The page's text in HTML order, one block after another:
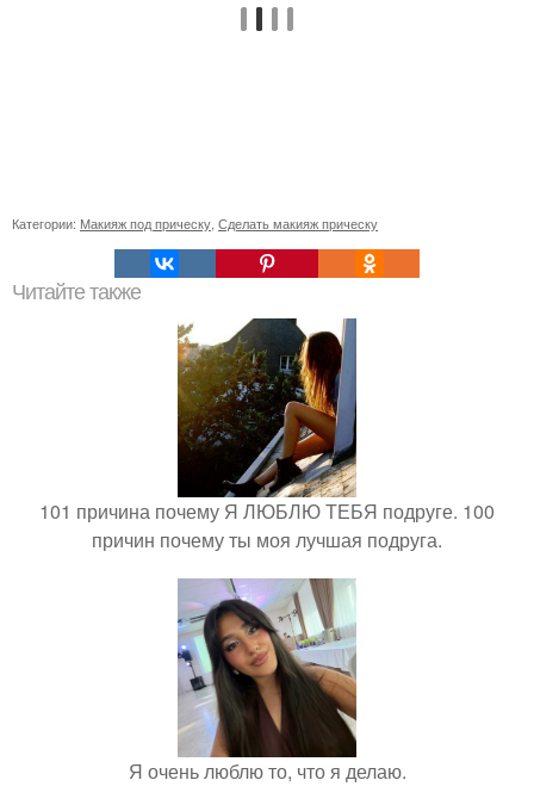
Категории: Макияж под прическу Сделать макияж прическу
Читайте также
101 причина почему Я ЛЮБЛЮ ТЕБЯ подруге. 100
причин почему ты моя лучшая подруга.
Я очень люблю то, что я делаю.